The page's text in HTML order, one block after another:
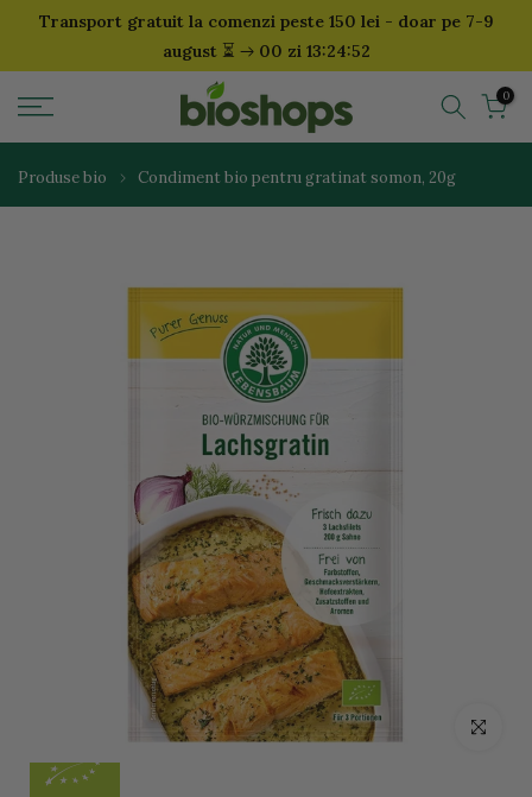
SariTransport gratuit la comenzi peste 150 lei - doar pe 7-9
august ⏳ 00 zi 13:24:52
0
Produse bio Condiment bio pentru gratinat somon, 20g
Click